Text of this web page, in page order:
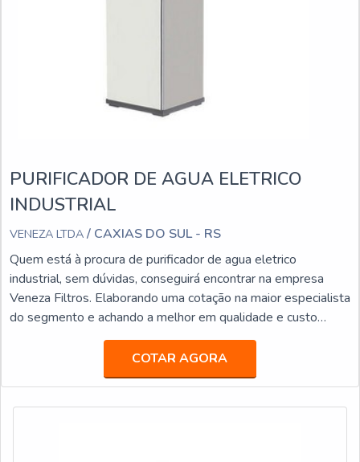
PURIFICADOR DE AGUA ELETRICO
INDUSTRIAL
VENEZA LTDA / CAXIAS DO SUL - RS
Quem está à procura de purificador de agua eletrico
industrial, sem dúvidas, conseguirá encontrar na empresa
Veneza Filtros. Elaborando uma cotação na maior especialista
do segmento e achando a melhor em qualidade e custo
benefício.ALGUNS DETALHES SOBRE PURIFICADOR DE
AGUA ELETRICO INDUSTRIALSe alguém pesquisar
purificador de agua eletrico industrial em uma empresa
bebedouro de pr...
COTAR AGORA